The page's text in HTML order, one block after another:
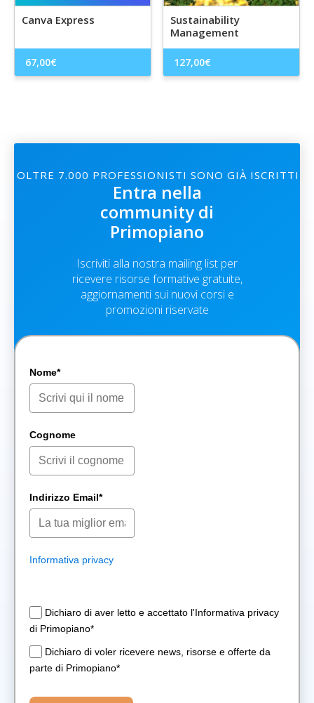
Canva Express
67,00€
Sustainability
Management
127,00€
OLTRE 7.000 PROFESSIONISTI SONO GIÀ ISCRITTI
Entra nella
community di
Primopiano
Iscriviti alla nostra mailing list per
ricevere risorse formative gratuite,
aggiornamenti sui nuovi corsi e
promozioni riservate
Nome*
Cognome
Indirizzo Email*
Informativa privacy
Dichiaro di aver letto e accettato l'Informativa privacy
di Primopiano*
Dichiaro di voler ricevere news, risorse e offerte da
parte di Primopiano*